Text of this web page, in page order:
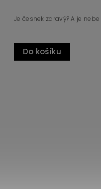
Do košíku
Je česnek zdravý? A je